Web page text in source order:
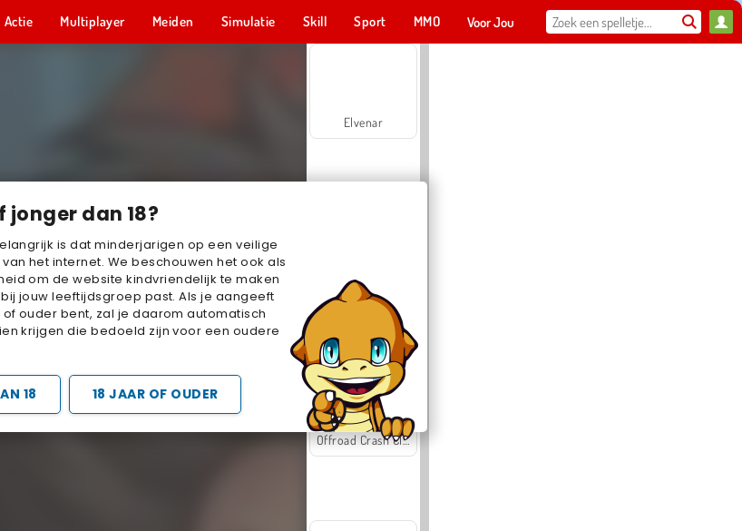
jonger dan 18?
is dat minderjarigen op een veilige
het internet. We beschouwen het ook als
om de website kindvriendelijk te maken
jouw leeftijdsgroep past. Als je aangeeft
ouder bent, zal je daarom automatisch
krijgen die bedoeld zijn voor een oudere
18 18 JAAR OF OUDER
Actie Multiplayer Meiden Simulatie Skill Sport MMO Voor Jou
Elvenar
Offroad Crash Climber 4X4